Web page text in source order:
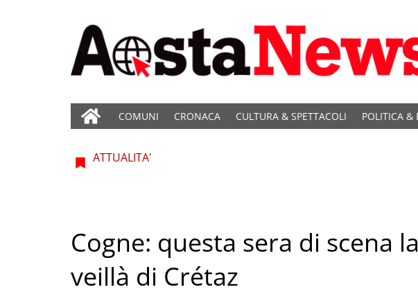
COMUNI CRONACA CULTURA & SPETTACOLI POLITICA &
ATTUALITA'
Cogne: questa sera di scena
veillà di Crétaz